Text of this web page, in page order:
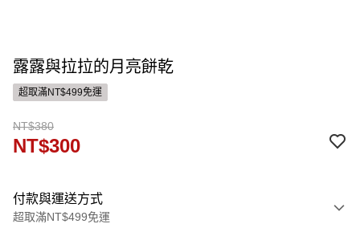
露露與拉拉的月亮餅乾
超取滿NT$499免運
NT$380
NT$300
付款與運送方式
超取滿NT$499免運